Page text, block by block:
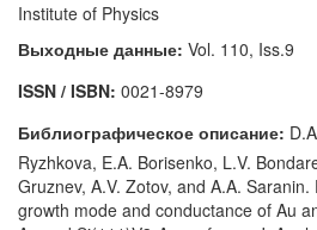
Institute of Physics
Выходные данные: Vol. 110, Iss.9
ISSN / ISBN: 0021-8979
Библиографическое описание:
Ryzhkova, E.A. Borisenko, L.V.
Gruznev, A.V. Zotov, and A.A.
growth mode and conductance of Au